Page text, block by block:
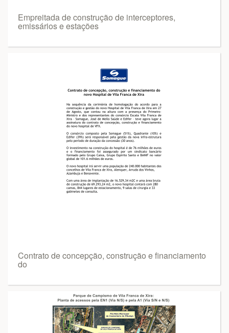
Empreitada de construção de interceptores,
emissários e estações
Contrato de concepção, construção e financiamento
do